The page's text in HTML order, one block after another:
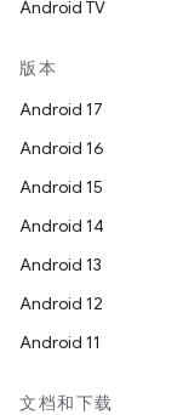
Android TV
版本
Android 17
Android 16
Android 15
Android 14
Android 13
Android 12
Android 11
文档和下载